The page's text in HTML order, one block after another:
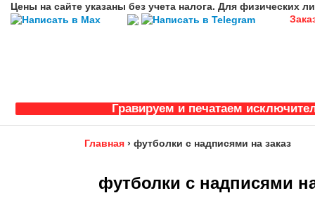
Цены на сайте указаны без учета налога. Для физических
Гравируем и печатаем
Главная › футболки с надписями на заказ
футболки с надписями